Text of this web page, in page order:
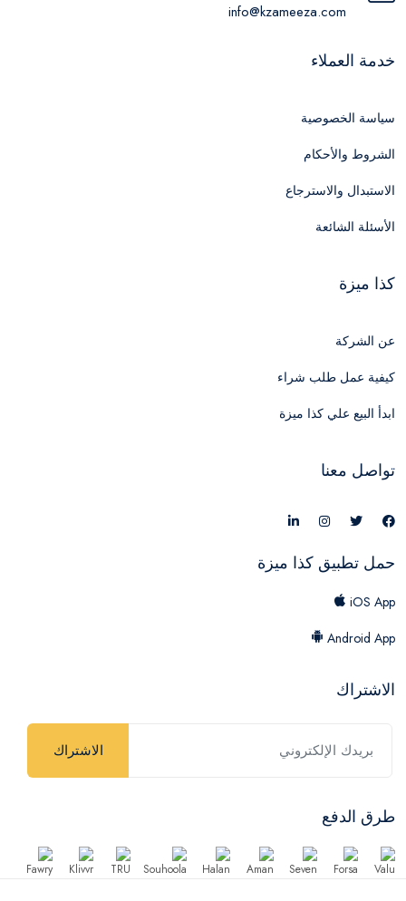
info@kzameeza.com
خدمة العملاء
سياسة الخصوصية
الشروط والأحكام
الاستبدال والاسترجاع
الأسئلة الشائعة
كذا ميزة
عن الشركة
كيفية عمل طلب شراء
ابدأ البيع علي كذا ميزة
تواصل معنا
حمل تطبيق كذا ميزة
iOS App
Android App
الاشتراك
الاشتراك
طرق الدفع